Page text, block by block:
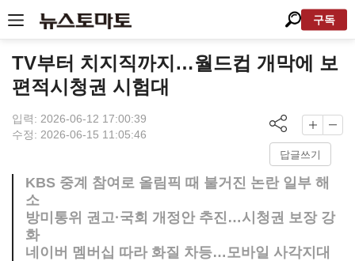
구독
TV부터 치지직까지…월드컵 개막에 보
편적시청권 시험대
입력: 2026-06-12 17:00:39
수정: 2026-06-15 11:05:46
답글쓰기
KBS 중계 참여로 올림픽 때 불거진 논란 일부 해
소
방미통위 권고·국회 개정안 추진…시청권 보장 강
화
네이버 멤버십 따라 화질 차등…모바일 사각지대